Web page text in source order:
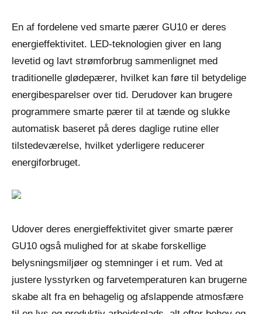
En af fordelene ved smarte pærer GU10 er deres
energieffektivitet. LED-teknologien giver en lang
levetid og lavt strømforbrug sammenlignet med
traditionelle glødepærer, hvilket kan føre til betydelige
energibesparelser over tid. Derudover kan brugere
programmere smarte pærer til at tænde og slukke
automatisk baseret på deres daglige rutine eller
tilstedeværelse, hvilket yderligere reducerer
energiforbruget.
Udover deres energieffektivitet giver smarte pærer
GU10 også mulighed for at skabe forskellige
belysningsmiljøer og stemninger i et rum. Ved at
justere lysstyrken og farvetemperaturen kan brugerne
skabe alt fra en behagelig og afslappende atmosfære